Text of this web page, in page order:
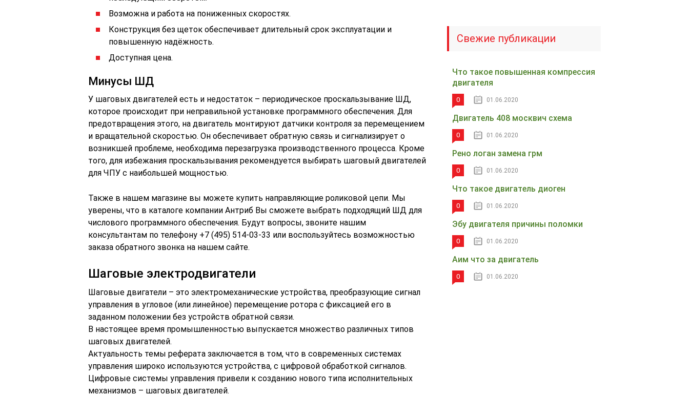
Возможна и работа на пониженных скоростях.
Конструкция без щеток обеспечивает длительный срок эксплуатации и
повышенную надёжность.
Доступная цена.
Минусы ШД
У шаговых двигателей есть и недостаток – периодическое проскальзывание ШД,
которое происходит при неправильной установке программного обеспечения. Для
предотвращения этого, на двигатель монтируют датчики контроля за перемещением
и вращательной скоростью. Он обеспечивает обратную связь и сигнализирует о
возникшей проблеме, необходима перезагрузка производственного процесса. Кроме
того, для избежания проскальзывания рекомендуется выбирать шаговый двигателей
для ЧПУ с наибольшей мощностью.
Также в нашем магазине вы можете купить направляющие роликовой цепи. Мы
уверены, что в каталоге компании Антриб Вы сможете выбрать подходящий ШД для
числового программного обеспечения. Будут вопросы, звоните нашим
консультантам по телефону +7 (495) 514-03-33 или воспользуйтесь возможностью
заказа обратного звонка на нашем сайте.
Шаговые электродвигатели
Шаговые двигатели – это электромеханические устройства, преобразующие сигнал
управления в угловое (или линейное) перемещение ротора с фиксацией его в
заданном положении без устройств обратной связи.
В настоящее время промышленностью выпускается множество различных типов
шаговых двигателей.
Актуальность темы реферата заключается в том, что в современных системах
управления широко используются устройства, с цифровой обработкой сигналов.
Цифровые системы управления привели к созданию нового типа исполнительных
механизмов – шаговых двигателей.
Свежие публикации
Что такое повышенная компрессия
двигателя
0 01.06.2020
Двигатель 408 москвич схема
0 01.06.2020
Рено логан замена грм
0 01.06.2020
Что такое двигатель диоген
0 01.06.2020
Эбу двигателя причины поломки
0 01.06.2020
Аим что за двигатель
0 01.06.2020